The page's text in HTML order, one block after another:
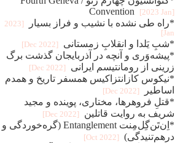
Convention
[2023 Jan]
*راه طی نشده با نشیب و فراز بسیار
[2023
Jan]
*شبِ یَلدا و انقلابِ زمستانی [2022 Dec]
*پیشه‌وَری و آنچه در آذربایجان گذشت برگ
زرینی از رومانتیسم ایرانی
[2022 Dec]
*نیکوس کازانتزاکیس همسفر تاریخ و همدم
اساطیر
[2022 Dec]
*قتلِ فروهرها، مختاری، پوینده و مجید
شریف به روایت قاتلین
[2022 Dec]
*اِن‌تَن‌گِل‌مِنت Entanglement (گره‌خوردگی و
درهم‌تنیدگی)
[2022 Oct]